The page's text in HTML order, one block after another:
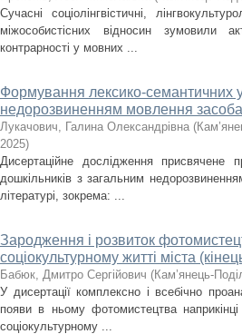
Сучасні соціолінгвістичні,
міжособистісних відносин зумовили
контрарності у мовних ...
Формування лексико-семантичних
недорозвиненням мовлення
Лукачович, Галина Олександрівна (
2025)
Дисертаційне дослідження
дошкільників з загальним
літературі, зокрема: ...
Зародження і розвиток
соціокультурному житті міста
Бабюк, Дмитро Сергійович (Кам’янець-
У дисертації комплексно і всебічно
появи в ньому фотомистецтва
соціокультурному ...